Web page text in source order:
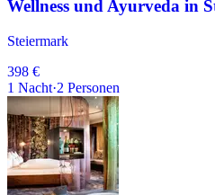
Wellness und Ayurveda in
Steiermark
398 €
1 Nacht·2 Personen